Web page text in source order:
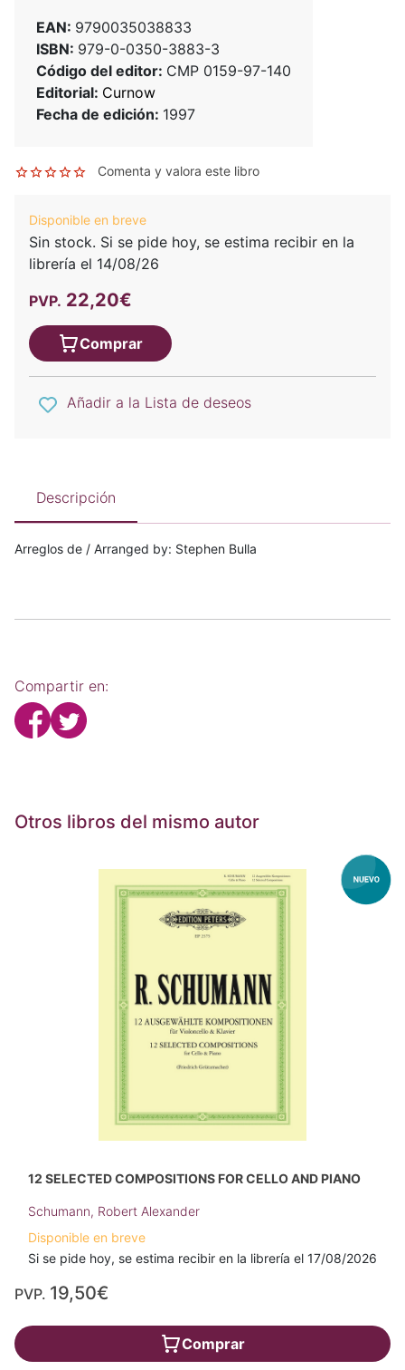
EAN: 9790035038833
ISBN: 979-0-0350-3883-3
Código del editor: CMP 0159-97-140
Editorial: Curnow
Fecha de edición: 1997
Comenta y valora este libro
Disponible en breve
Sin stock. Si se pide hoy, se estima recibir en la
librería el 14/08/26
PVP. 22,20€
Comprar
Añadir a la Lista de deseos
Descripción
Arreglos de / Arranged by: Stephen Bulla
Compartir en:
Otros libros del mismo autor
12 SELECTED COMPOSITIONS FOR CELLO AND PIANO
Schumann, Robert Alexander
Disponible en breve
Si se pide hoy, se estima recibir en la librería el 17/08/2026
PVP. 19,50€
Comprar